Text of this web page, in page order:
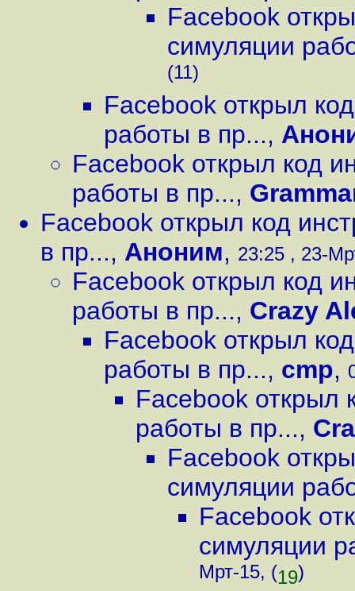
Facebook
симуляции
(11)
Facebook открыл
работы в пр...,
Facebook открыл код
работы в пр...,
Facebook открыл код
в пр..., Аноним, 23:25 , 23-
Facebook открыл код
работы в пр..., Crazy
Facebook открыл
работы в пр..., cmp,
Facebook открыл
работы в пр...,
Facebook
симуляции
Facebook
симуляции
Мрт-15, (19)